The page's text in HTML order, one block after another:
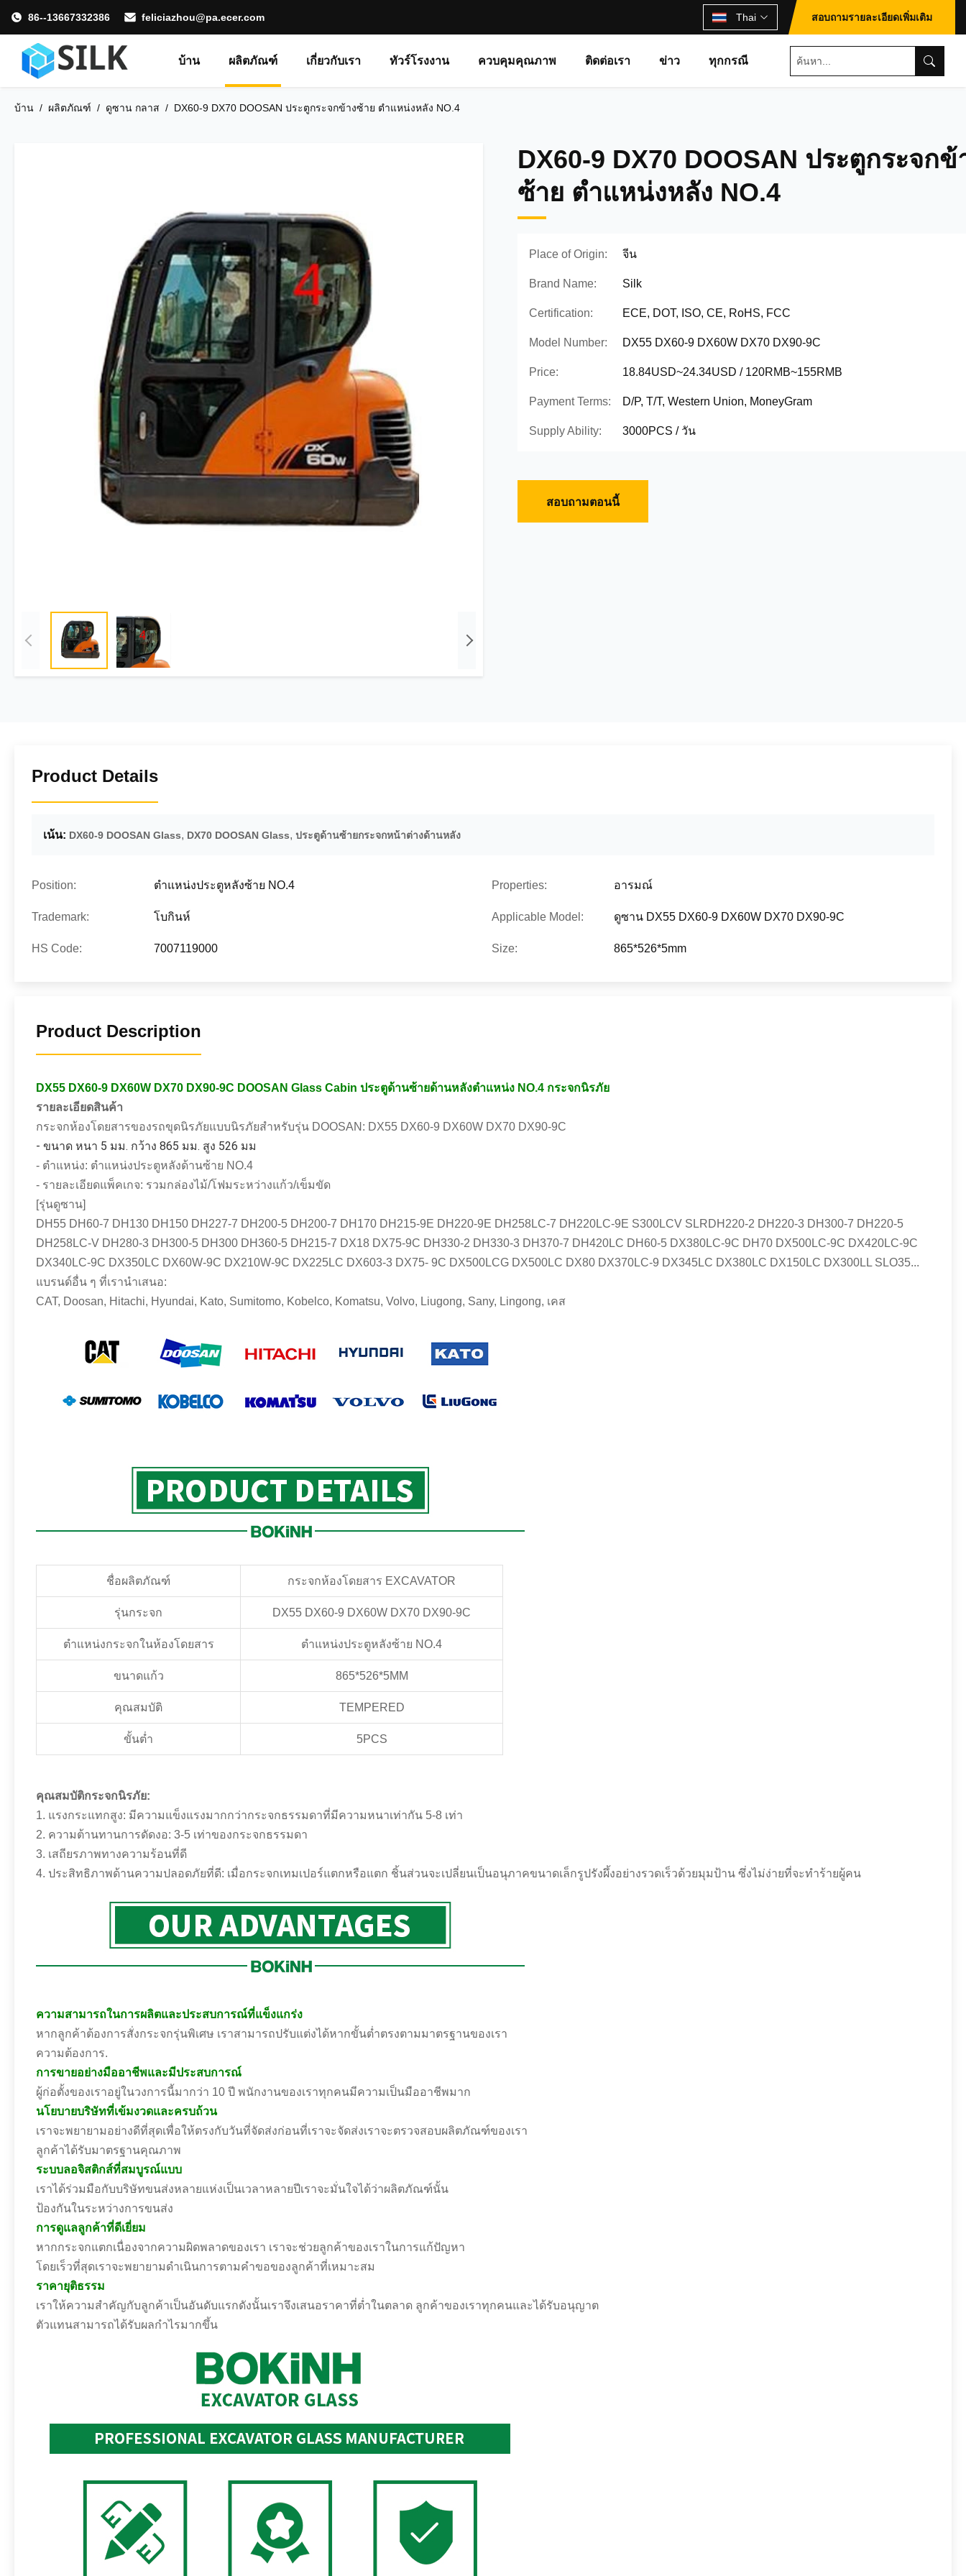
86--13667332386 feliciazhou@pa.ecer.com Thai สอบถามรายละเอียดเพิ่มเติม
บ้าน ผลิตภัณฑ์ เกี่ยวกับเรา ทัวร์โรงงาน ควบคุมคุณภาพ ติดต่อเรา ข่าว ทุกกรณี
บ้าน / ผลิตภัณฑ์ / ดูซาน กลาส / DX60-9 DX70 DOOSAN ประตูกระจกข้างซ้าย ตำแหน่งหลัง NO.4
DX60-9 DX70 DOOSAN ประตูกระจกข้
ซ้าย ตำแหน่งหลัง NO.4
Place of Origin: จีน
Brand Name: Silk
Certification: ECE, DOT, ISO, CE, RoHS, FCC
Model Number: DX55 DX60-9 DX60W DX70 DX90-9C
Price: 18.84USD~24.34USD / 120RMB~155RMB
Payment Terms: D/P, T/T, Western Union, MoneyGram
Supply Ability: 3000PCS / วัน
สอบถามตอนนี้
Product Details
เน้น: DX60-9 DOOSAN Glass, DX70 DOOSAN Glass, ประตูด้านซ้ายกระจกหน้าต่างด้านหลัง
Position: ตำแหน่งประตูหลังซ้าย NO.4 Properties: อารมณ์
Trademark: โบกินห์ Applicable Model: ดูซาน DX55 DX60-9 DX60W DX70 DX90-9C
HS Code: 7007119000 Size: 865*526*5mm
Product Description
DX55 DX60-9 DX60W DX70 DX90-9C DOOSAN Glass Cabin ประตูด้านซ้ายด้านหลังตำแหน่ง NO.4 กระจกนิรภัย
รายละเอียดสินค้า
กระจกห้องโดยสารของรถขุดนิรภัยแบบนิรภัยสำหรับรุ่น DOOSAN: DX55 DX60-9 DX60W DX70 DX90-9C
- ขนาด หนา 5 มม. กว้าง 865 มม. สูง 526 มม
- ตำแหน่ง: ตำแหน่งประตูหลังด้านซ้าย NO.4
- รายละเอียดแพ็คเกจ: รวมกล่องไม้/โฟมระหว่างแก้ว/เข็มขัด
[รุ่นดูซาน]
DH55 DH60-7 DH130 DH150 DH227-7 DH200-5 DH200-7 DH170 DH215-9E DH220-9E DH258LC-7 DH220LC-9E S300LCV SLRDH220-2 DH220-3 DH300-7 DH220-5
DH258LC-V DH280-3 DH300-5 DH300 DH360-5 DH215-7 DX18 DX75-9C DH330-2 DH330-3 DH370-7 DH420LC DH60-5 DX380LC-9C DH70 DX500LC-9C DX420LC-9C
DX340LC-9C DX350LC DX60W-9C DX210W-9C DX225LC DX603-3 DX75- 9C DX500LCG DX500LC DX80 DX370LC-9 DX345LC DX380LC DX150LC DX300LL SLO35...
แบรนด์อื่น ๆ ที่เรานำเสนอ:
CAT, Doosan, Hitachi, Hyundai, Kato, Sumitomo, Kobelco, Komatsu, Volvo, Liugong, Sany, Lingong, เคส
ชื่อผลิตภัณฑ์ กระจกห้องโดยสาร EXCAVATOR
รุ่นกระจก DX55 DX60-9 DX60W DX70 DX90-9C
ตำแหน่งกระจกในห้องโดยสาร ตำแหน่งประตูหลังซ้าย NO.4
ขนาดแก้ว 865*526*5MM
คุณสมบัติ TEMPERED
ขั้นต่ำ 5PCS
คุณสมบัติกระจกนิรภัย:
1. แรงกระแทกสูง: มีความแข็งแรงมากกว่ากระจกธรรมดาที่มีความหนาเท่ากัน 5-8 เท่า
2. ความต้านทานการดัดงอ: 3-5 เท่าของกระจกธรรมดา
3. เสถียรภาพทางความร้อนที่ดี
4. ประสิทธิภาพด้านความปลอดภัยที่ดี: เมื่อกระจกเทมเปอร์แตกหรือแตก ชิ้นส่วนจะเปลี่ยนเป็นอนุภาคขนาดเล็กรูปรังผึ้งอย่างรวดเร็วด้วยมุมป้าน ซึ่งไม่ง่ายที่จะทำร้ายผู้คน
ความสามารถในการผลิตและประสบการณ์ที่แข็งแกร่ง
หากลูกค้าต้องการสั่งกระจกรุ่นพิเศษ เราสามารถปรับแต่งได้หากขั้นต่ำตรงตามมาตรฐานของเรา
ความต้องการ.
การขายอย่างมืออาชีพและมีประสบการณ์
ผู้ก่อตั้งของเราอยู่ในวงการนี้มากว่า 10 ปี พนักงานของเราทุกคนมีความเป็นมืออาชีพมาก
นโยบายบริษัทที่เข้มงวดและครบถ้วน
เราจะพยายามอย่างดีที่สุดเพื่อให้ตรงกับวันที่จัดส่งก่อนที่เราจะจัดส่งเราจะตรวจสอบผลิตภัณฑ์ของเรา
ลูกค้าได้รับมาตรฐานคุณภาพ
ระบบลอจิสติกส์ที่สมบูรณ์แบบ
เราได้ร่วมมือกับบริษัทขนส่งหลายแห่งเป็นเวลาหลายปีเราจะมั่นใจได้ว่าผลิตภัณฑ์นั้น
ป้องกันในระหว่างการขนส่ง
การดูแลลูกค้าที่ดีเยี่ยม
หากกระจกแตกเนื่องจากความผิดพลาดของเรา เราจะช่วยลูกค้าของเราในการแก้ปัญหา
โดยเร็วที่สุดเราจะพยายามดำเนินการตามคำขอของลูกค้าที่เหมาะสม
ราคายุติธรรม
เราให้ความสำคัญกับลูกค้าเป็นอันดับแรกดังนั้นเราจึงเสนอราคาที่ต่ำในตลาด ลูกค้าของเราทุกคนและได้รับอนุญาต
ตัวแทนสามารถได้รับผลกำไรมากขึ้น